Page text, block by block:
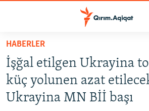
Esas
mündericege
qaytmaq
Baş
navigatsiyağa
qaytmaq
HABERLER
SİYASET
İQTİSADİYAT
HABERLER
İşğal etilgen Ukrayina
küç yolunen azat
Ukrayina MN Bİİ başı